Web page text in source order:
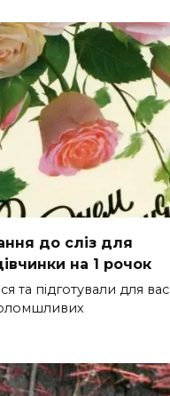
до сліз для
на 1 рочок
та підготували для вас